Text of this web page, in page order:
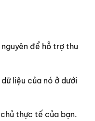
để hỗ trợ thu
liệu của nó ở dưới
thực tế của bạn.